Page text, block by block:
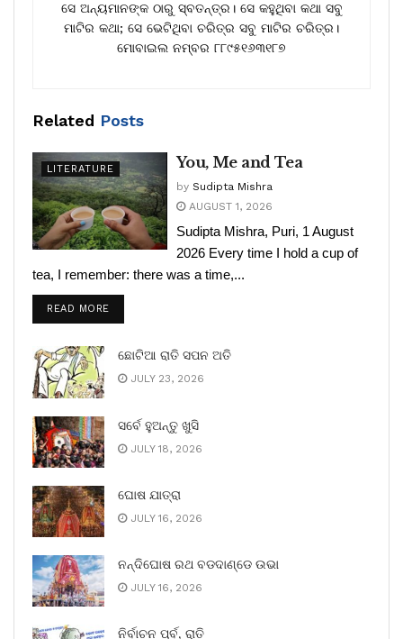
ସେ ଅନ୍ୟମାନଙ୍କ ଠାରୁ ସ୍ବତନ୍ତ୍ର। ସେ କହୁଥିବା କଥା ସବୁ
ମାଟିର କଥା; ସେ ଭେଟିଥିବା ଚରିତ୍ର ସବୁ ମାଟିର ଚରିତ୍ର।
ମୋବାଇଲ ନମ୍ବର ୮୮୯୫୧୬୩୧୮୭
Related Posts
LITERATURE You, Me and Tea
by Sudipta Mishra
AUGUST 1, 2026
Sudipta Mishra, Puri, 1 August
2026 Every time I hold a cup of
tea, I remember: there was a time,...
READ MORE
ଛୋଟିଆ ରାତି ସପନ ଅତି
JULY 23, 2026
ସର୍ବେ ହୁଅନ୍ତୁ ଖୁସି
JULY 18, 2026
ଘୋଷ ଯାତ୍ରା
JULY 16, 2026
ନନ୍ଦିଘୋଷ ରଥ ବଡଦାଣ୍ଡେ ଉଭା
JULY 16, 2026
ନିର୍ବାଚନ ପୂର୍ବ, ରାତି